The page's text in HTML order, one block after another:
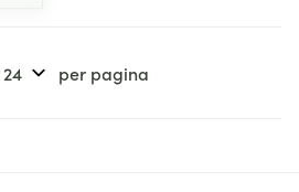
per pagina